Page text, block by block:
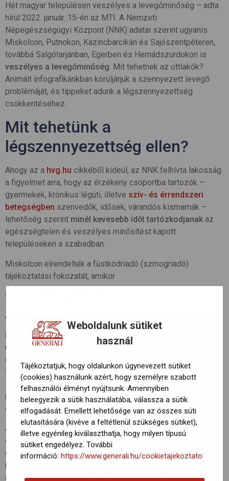
Weboldalunk sütiket
használ
Tájékoztatjuk, hogy oldalunkon úgynevezett sütiket
(cookies) használunk azért, hogy személyre szabott
felhasználói élményt nyújtsunk. Amennyiben
beleegyezik a sütik használatába, válassza a sütik
elfogadását. Emellett lehetősége van az összes süti
elutasítására (kivéve a feltétlenül szükséges sütiket),
illetve egyénileg kiválaszthatja, hogy milyen típusú
sütiket engedélyez. További
információ: https://www.generali.hu/cookietajekoztato
Hét magyar településen veszélyes a levegőminőség – adta
hírül 2022. január. 15-én az MTI. A Nemzeti
Népegészségügyi Központ (NNK) adatai szerint ugyanis
Miskolcon, Putnokon, Kazincbarcikán és Sajószentpéteren,
továbbá Salgótarjánban, Egerben és Hernádszurdokon is
veszélyes a levegőminőség. Mit tehetnek az ottlakók?
Animált infografikánkban körüljárjuk a szennyezett levegő
problémáját, és tippeket adunk a légszennyezettség
csökkentéséhez.
Mit tehetünk a
légszennyezettség ellen?
Ahogy az a hvg.hu cikkéből kideül, az NNK felhívta lakosság
a figyelmet arra, hogy az érzékeny csoportba tartozók –
gyermekek, krónikus légúti, illetve szív- és érrendszeri
betegségben szenvedők, idősek, várandós kismamák –
lehetőség szerint minél kevesebb időt tartózkodjanak az
egészségtelen és veszélyes minősítést kapott
településeken a szabadban.
Miskolcon elrendelték a füstködriadó (szmogriadó)
tájékoztatási fokozatát, amikor
tilos bármilyen nyílt téri égetés.
A lakosságtól azt kérik, hogy
ne használjanak személyautót
(főleg a dízelüzeműeket),
utazzanak közösségi közlekedéssel,
és mérsékeljék a szilárd (szén-, fa-) és olajtüzelésű
fűtőberendezések használatát.
Ha van lehetőség gázfűtésre, inkább azt használják,
ne égessenek hulladékot, műanyagokat,
és kerüljék a porképződéssel járó tevékenységeket.
Az Országos Meteorológiai Szolgálat légszennyezettségi
előrejelzésében korábban arra figyelmetetett, hogy az
északkeleti országrészben várhatóan továbbra is rossz
marad a levegő minősége.
átlagban nagy területen meghaladja az egészségügyi